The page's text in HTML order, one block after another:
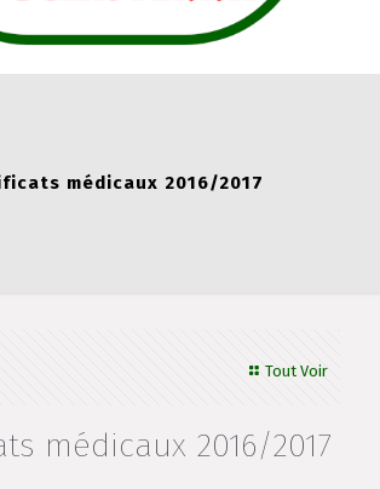
médicaux 2016/2017
Tout Voir
médicaux 2016/2017